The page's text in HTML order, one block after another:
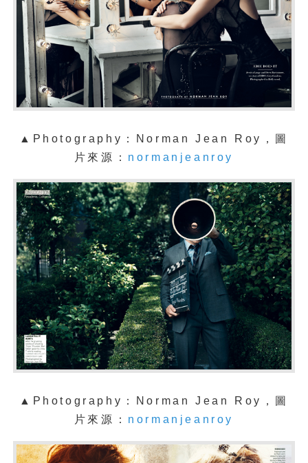
▲Photography：Norman Jean Roy，圖
片來源： normanjeanroy
▲Photography：Norman Jean Roy，圖
片來源： normanjeanroy